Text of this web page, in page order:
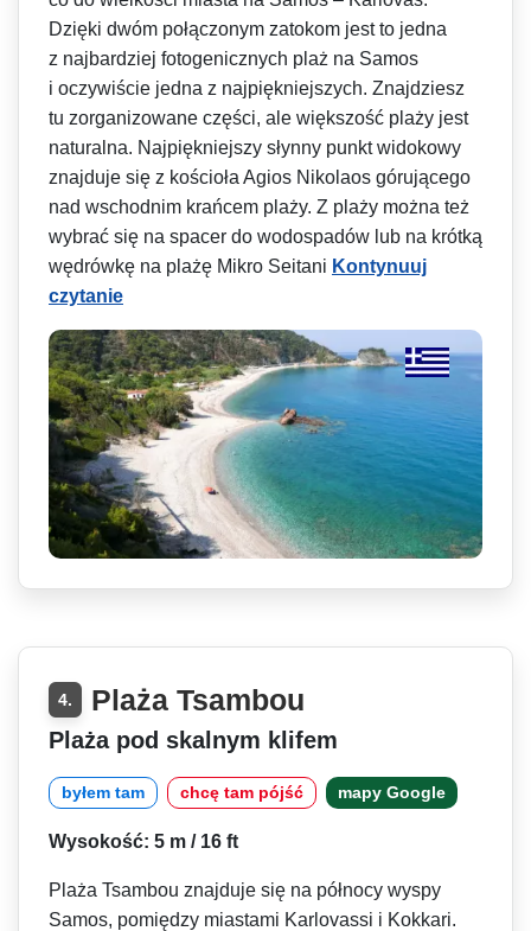
Dzięki dwóm połączonym zatokom jest to jedna
z najbardziej fotogenicznych plaż na Samos
i oczywiście jedna z najpiękniejszych. Znajdziesz
tu zorganizowane części, ale większość plaży jest
naturalna. Najpiękniejszy słynny punkt widokowy
znajduje się z kościoła Agios Nikolaos górującego
nad wschodnim krańcem plaży. Z plaży można też
wybrać się na spacer do wodospadów lub na krótką
wędrówkę na plażę Mikro Seitani Kontynuuj
czytanie
4. Plaża Tsambou
Plaża pod skalnym klifem
byłem tam chcę tam pójść mapy Google
Wysokość: 5 m / 16 ft
Plaża Tsambou znajduje się na północy wyspy
Samos, pomiędzy miastami Karlovassi i Kokkari.